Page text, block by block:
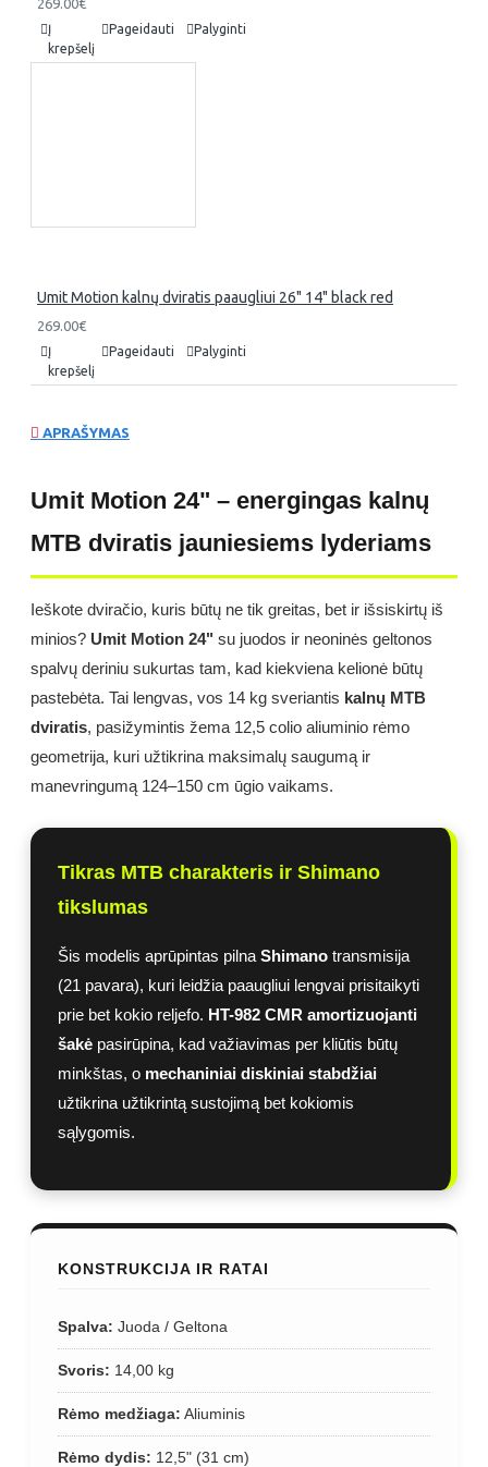
269.00€
Į
krepšelį
Pageidauti Palyginti
Umit Motion kalnų dviratis paaugliui 26" 14" black red
269.00€
Į
krepšelį
Pageidauti Palyginti
APRAŠYMAS
Umit Motion 24" – energingas kalnų
MTB dviratis jauniesiems lyderiams
Ieškote dviračio, kuris būtų ne tik greitas, bet ir išsiskirtų iš
minios? Umit Motion 24" su juodos ir neoninės geltonos
spalvų deriniu sukurtas tam, kad kiekviena kelionė būtų
pastebėta. Tai lengvas, vos 14 kg sveriantis kalnų MTB
dviratis, pasižymintis žema 12,5 colio aliuminio rėmo
geometrija, kuri užtikrina maksimalų saugumą ir
manevringumą 124–150 cm ūgio vaikams.
Tikras MTB charakteris ir Shimano
tikslumas
Šis modelis aprūpintas pilna Shimano transmisija
(21 pavara), kuri leidžia paaugliui lengvai prisitaikyti
prie bet kokio reljefo. HT-982 CMR amortizuojanti
šakė pasirūpina, kad važiavimas per kliūtis būtų
minkštas, o mechaniniai diskiniai stabdžiai
užtikrina užtikrintą sustojimą bet kokiomis
sąlygomis.
KONSTRUKCIJA IR RATAI
Spalva: Juoda / Geltona
Svoris: 14,00 kg
Rėmo medžiaga: Aliuminis
Rėmo dydis: 12,5" (31 cm)